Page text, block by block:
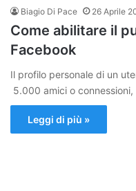
Biagio Di Pace 26 Aprile
Come abilitare il
Facebook
Il profilo personale di un
5.000 amici o
Leggi di più »